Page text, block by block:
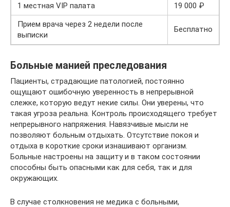
1 местная VIP палата
19 000 ₽
Прием врача через 2 недели после
выписки
Бесплатно
Больные манией преследования
Пациенты, страдающие патологией, постоянно
ощущают ошибочную уверенность в непрерывной
слежке, которую ведут некие силы. Они уверены, что
такая угроза реальна. Контроль происходящего требует
непрерывного напряжения. Навязчивые мысли не
позволяют больным отдыхать. Отсутствие покоя и
отдыха в короткие сроки изнашивают организм.
Больные настроены на защиту и в таком состоянии
способны быть опасными как для себя, так и для
окружающих.
В случае столкновения не медика с больными,